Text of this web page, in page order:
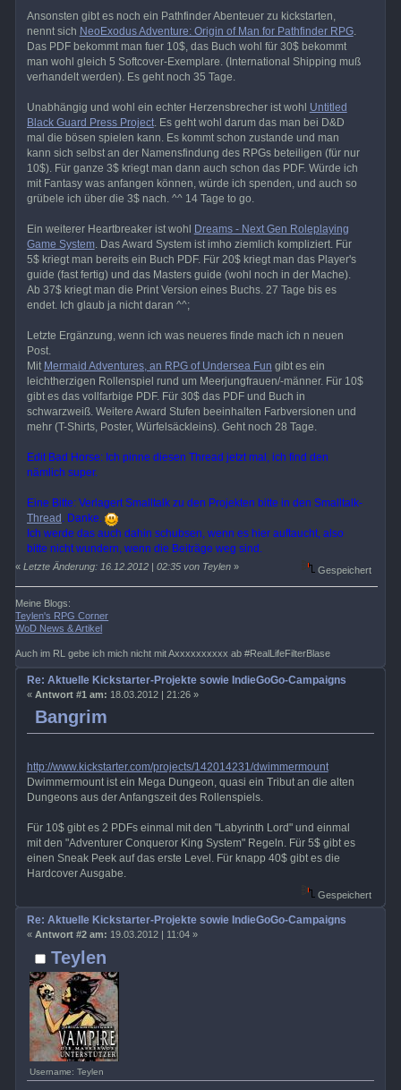
Ansonsten gibt es noch ein Pathfinder Abenteuer zu kickstarten,
nennt sich NeoExodus Adventure: Origin of Man for Pathfinder RPG.
Das PDF bekommt man fuer 10$, das Buch wohl für 30$ bekommt
man wohl gleich 5 Softcover-Exemplare. (International Shipping muß
verhandelt werden). Es geht noch 35 Tage.
Unabhängig und wohl ein echter Herzensbrecher ist wohl Untitled
Black Guard Press Project. Es geht wohl darum das man bei D&D
mal die bösen spielen kann. Es kommt schon zustande und man
kann sich selbst an der Namensfindung des RPGs beteiligen (für nur
10$). Für ganze 3$ kriegt man dann auch schon das PDF. Würde ich
mit Fantasy was anfangen können, würde ich spenden, und auch so
grübele ich über die 3$ nach. ^^ 14 Tage to go.
Ein weiterer Heartbreaker ist wohl Dreams - Next Gen Roleplaying
Game System. Das Award System ist imho ziemlich kompliziert. Für
5$ kriegt man bereits ein Buch PDF. Für 20$ kriegt man das Player's
guide (fast fertig) und das Masters guide (wohl noch in der Mache).
Ab 37$ kriegt man die Print Version eines Buchs. 27 Tage bis es
endet. Ich glaub ja nicht daran ^^;
Letzte Ergänzung, wenn ich was neueres finde mach ich n neuen
Post.
Mit Mermaid Adventures, an RPG of Undersea Fun gibt es ein
leichtherzigen Rollenspiel rund um Meerjungfrauen/-männer. Für 10$
gibt es das vollfarbige PDF. Für 30$ das PDF und Buch in
schwarzweiß. Weitere Award Stufen beeinhalten Farbversionen und
mehr (T-Shirts, Poster, Würfelsäckleins). Geht noch 28 Tage.
Edit Bad Horse: Ich pinne diesen Thread jetzt mal, ich find den
nämlich super.
Eine Bitte: Verlagert Smalltalk zu den Projekten bitte in den Smalltalk-
Thread . Danke.
Ich werde das auch dahin schubsen, wenn es hier auftaucht, also
bitte nicht wundern, wenn die Beiträge weg sind.
«Letzte Änderung: 16.12.2012 | 02:35 von Teylen » Gespeichert
Meine Blogs:
Teylen's RPG Corner
WoD News & Artikel
Auch im RL gebe ich mich nicht mit Axxxxxxxxxx ab #RealLifeFilterBlase
Bangrim
Re: Aktuelle Kickstarter-Projekte sowie IndieGoGo-Campaigns
« Antwort #1 am: 18.03.2012 | 21:26 »
http://www.kickstarter.com/projects/142014231/dwimmermount
Dwimmermount ist ein Mega Dungeon, quasi ein Tribut an die alten
Dungeons aus der Anfangszeit des Rollenspiels.
Für 10$ gibt es 2 PDFs einmal mit den "Labyrinth Lord" und einmal
mit den "Adventurer Conqueror King System" Regeln. Für 5$ gibt es
einen Sneak Peek auf das erste Level. Für knapp 40$ gibt es die
Hardcover Ausgabe.
Gespeichert
Teylen
Username: Teylen
Re: Aktuelle Kickstarter-Projekte sowie IndieGoGo-Campaigns
« Antwort #2 am: 19.03.2012 | 11:04 »